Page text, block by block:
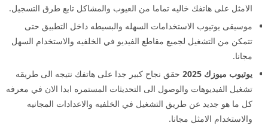
الامثل على هاتفك خاليه تماما من العيوب والمشاكل تابع طرق التسجيل.
موسيقى يوتيوب الاستخدامات السهله والبسيطه داخل التطبيق حتى
تتمكن من التشغيل لجميع مقاطع الفيديو في الخلفيه والاستخدام السهل
مجانا.
يوتيوب ميوزك 2025
حقق نجاح كبير جدا على هاتفك نتيجه الى طريقه
تشغيل الفيديوهات والوصول الى التحديثات المستمره ابدا الان في معرفه
كل ما هو جديد عن طريق التشغيل في الخلفيه والاعدادات المجانيه
والاستخدام الامثل مجانا.